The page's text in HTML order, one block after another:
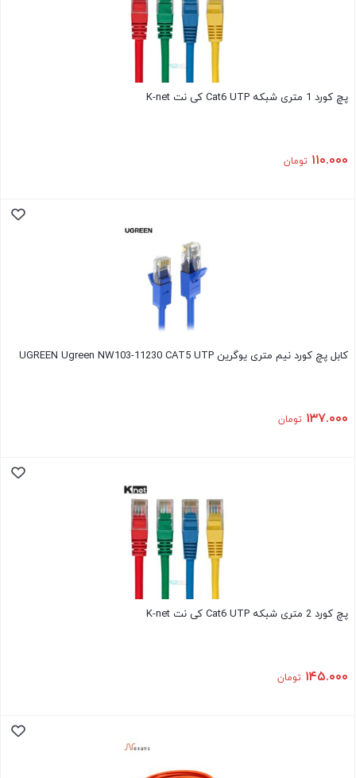
پچ کورد 1 متری شبکه Cat6 UTP کی نت K-net
۱۱۰.۰۰۰ تومان
کابل پچ کورد نیم متری یوگرین UGREEN Ugreen NW103-11230 CAT5 UTP
۱۳۷.۰۰۰ تومان
پچ کورد 2 متری شبکه Cat6 UTP کی نت K-net
۱۴۵.۰۰۰ تومان